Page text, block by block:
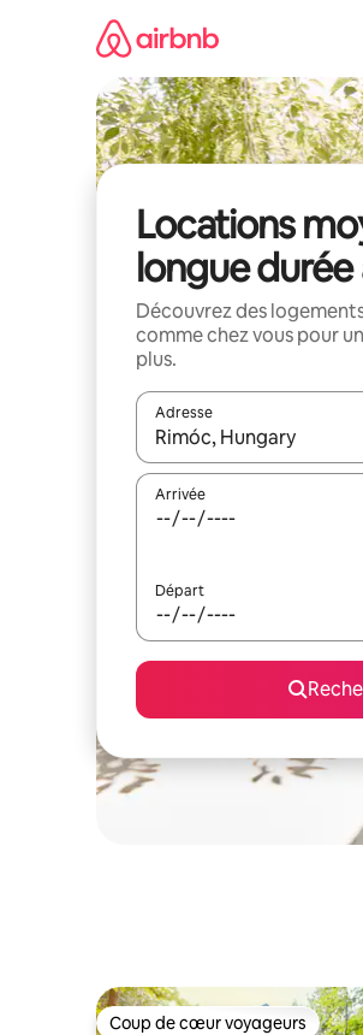
Locations
longue durée
Découvrez des
comme chez vous pour
plus.
Adresse
Lorsque les résultats
Arrivée
Départ
Coup de cœur voyageurs